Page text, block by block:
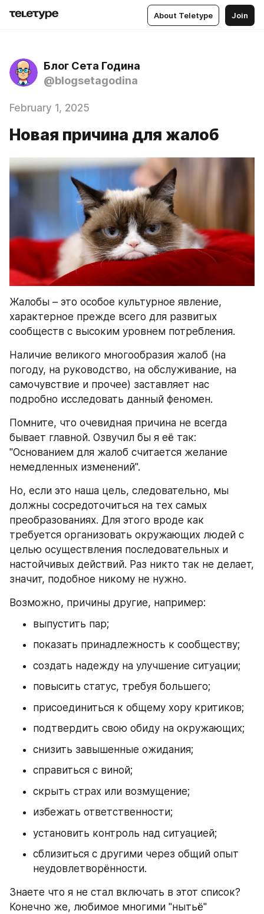
About Teletype Join
Блог Сета Година
@blogsetagodina
February 1, 2025
Новая причина для жалоб
Жалобы – это особое культурное явление,
характерное прежде всего для развитых
сообществ с высоким уровнем потребления.
Наличие великого многообразия жалоб (на
погоду, на руководство, на обслуживание, на
самочувствие и прочее) заставляет нас
подробно исследовать данный феномен.
Помните, что очевидная причина не всегда
бывает главной. Озвучил бы я её так:
"Основанием для жалоб считается желание
немедленных изменений".
Но, если это наша цель, следовательно, мы
должны сосредоточиться на тех самых
преобразованиях. Для этого вроде как
требуется организовать окружающих людей с
целью осуществления последовательных и
настойчивых действий. Раз никто так не делает,
значит, подобное никому не нужно.
Возможно, причины другие, например:
выпустить пар;
показать принадлежность к сообществу;
создать надежду на улучшение ситуации;
повысить статус, требуя большего;
присоединиться к общему хору критиков;
подтвердить свою обиду на окружающих;
снизить завышенные ожидания;
справиться с виной;
скрыть страх или возмущение;
избежать ответственности;
установить контроль над ситуацией;
сблизиться с другими через общий опыт
неудовлетворённости.
Знаете что я не стал включать в этот список?
Конечно же, любимое многими "нытьё"